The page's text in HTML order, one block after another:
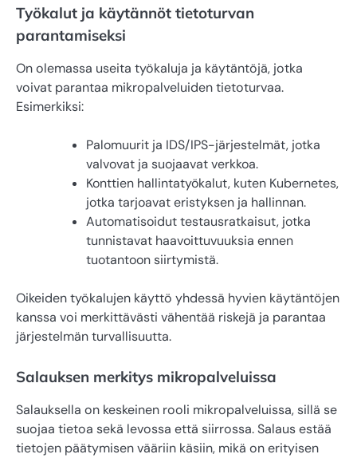
Työkalut ja käytännöt tietoturvan
parantamiseksi
On olemassa useita työkaluja ja käytäntöjä, jotka
voivat parantaa mikropalveluiden tietoturvaa.
Esimerkiksi:
Palomuurit ja IDS/IPS-järjestelmät, jotka
valvovat ja suojaavat verkkoa.
Konttien hallintatyökalut, kuten Kubernetes,
jotka tarjoavat eristyksen ja hallinnan.
Automatisoidut testausratkaisut, jotka
tunnistavat haavoittuvuuksia ennen
tuotantoon siirtymistä.
Oikeiden työkalujen käyttö yhdessä hyvien käytäntöjen
kanssa voi merkittävästi vähentää riskejä ja parantaa
järjestelmän turvallisuutta.
Salauksen merkitys mikropalveluissa
Salauksella on keskeinen rooli mikropalveluissa, sillä se
suojaa tietoa sekä levossa että siirrossa. Salaus estää
tietojen päätymisen vääriin käsiin, mikä on erityisen